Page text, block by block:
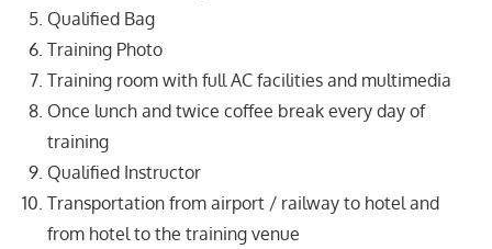
Qualified Bag
Training Photo
Training room with full AC facilities and multimedia
Once lunch and twice coffee break every day of
training
Qualified Instructor
Transportation from airport / railway to hotel and
from hotel to the training venue